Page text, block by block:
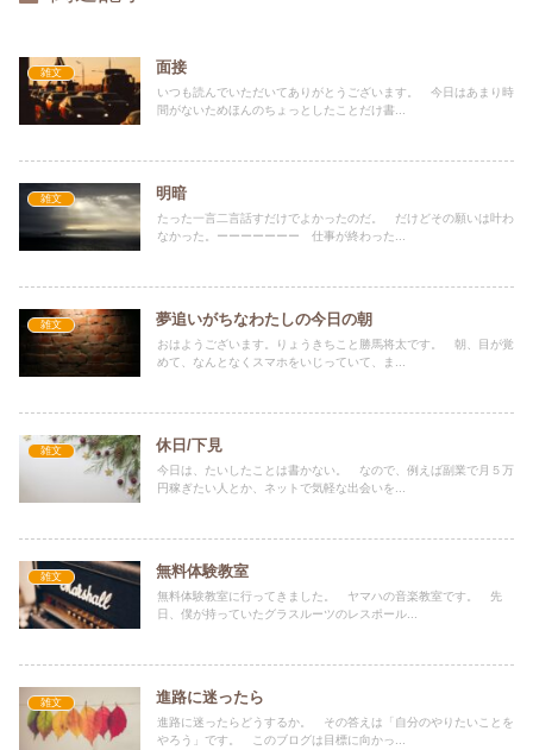
雑文 面接
いつも読んでいただいてありがとうございます。 今日はあまり時
間がないためほんのちょっとしたことだけ書...
雑文 明暗
たった一言二言話すだけでよかったのだ。 だけどその願いは叶わ
なかった。ーーーーーーー 仕事が終わった...
雑文 夢追いがちなわたしの今日の朝
おはようございます。りょうきちこと勝馬将太です。 朝、目が覚
めて、なんとなくスマホをいじっていて、ま...
雑文 休日/下見
今日は、たいしたことは書かない。 なので、例えば副業で月５万
円稼ぎたい人とか、ネットで気軽な出会いを...
雑文 無料体験教室
無料体験教室に行ってきました。 ヤマハの音楽教室です。 先
日、僕が持っていたグラスルーツのレスポール...
雑文 進路に迷ったら
進路に迷ったらどうするか。 その答えは「自分のやりたいことを
やろう」です。 このブログは目標に向かっ...